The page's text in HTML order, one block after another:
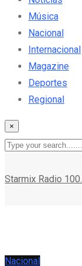
Música
Nacional
Internacional
Magazine
Deportes
Regional
×
Starmix Radio
Nacional